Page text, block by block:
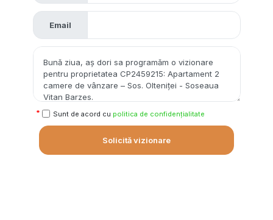
Email
Sunt de acord cu politica de confidențialitate
Solicită vizionare